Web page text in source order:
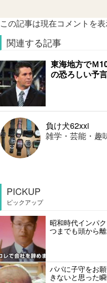
この記事は現在コメントを表
関連する記事
東海地方でＭ
の恐ろしい予
負け犬62xxi
雑学・芸能・趣
PICKUP
ピックアップ
昭和時代インパ
つまでも頭から
パパに子守をお
きないと思った